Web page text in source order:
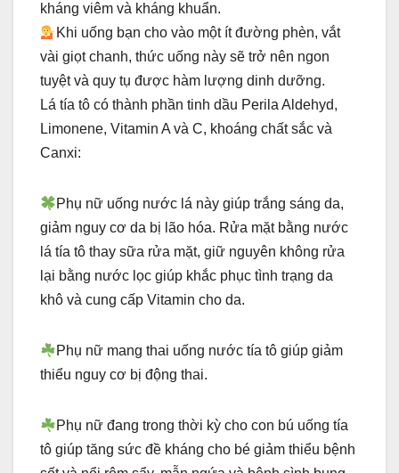
kháng viêm và kháng khuẩn.
Khi uống bạn cho vào một ít đường phèn, vắt
vài giọt chanh, thức uống này sẽ trở nên ngon
tuyệt và quy tụ được hàm lượng dinh dưỡng.
Lá tía tô có thành phần tinh dầu Perila Aldehyd,
Limonene, Vitamin A và C, khoáng chất sắc và
Canxi:
Phụ nữ uống nước lá này giúp trắng sáng da,
giảm nguy cơ da bị lão hóa. Rửa mặt bằng nước
lá tía tô thay sữa rửa mặt, giữ nguyên không rửa
lại bằng nước lọc giúp khắc phục tình trạng da
khô và cung cấp Vitamin cho da.
Phụ nữ mang thai uống nước tía tô giúp giảm
thiểu nguy cơ bị động thai.
Phụ nữ đang trong thời kỳ cho con bú uống tía
tô giúp tăng sức đề kháng cho bé giảm thiểu bệnh